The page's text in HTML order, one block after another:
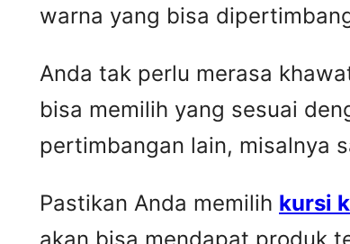
warna yang bisa
Anda tak perlu merasa
bisa memilih yang sesuai
pertimbangan lain, misalnya
Pastikan Anda memilih kursi